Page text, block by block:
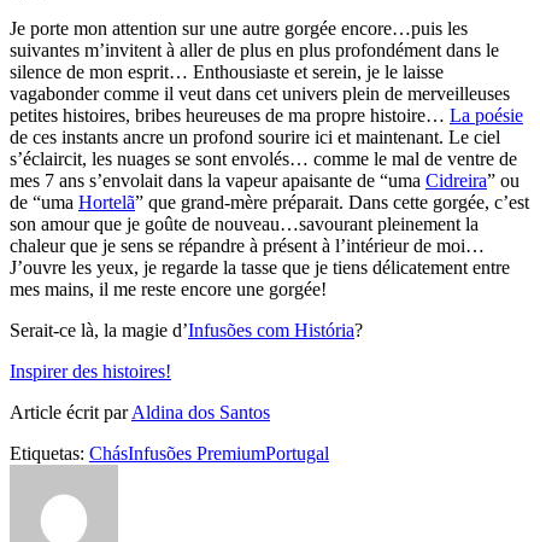
Je porte mon attention sur une autre gorgée encore…puis les
suivantes m’invitent à aller de plus en plus profondément dans le
silence de mon esprit… Enthousiaste et serein, je le laisse
vagabonder comme il veut dans cet univers plein de merveilleuses
petites histoires, bribes heureuses de ma propre histoire… La poésie
de ces instants ancre un profond sourire ici et maintenant. Le ciel
s’éclaircit, les nuages se sont envolés… comme le mal de ventre de
mes 7 ans s’envolait dans la vapeur apaisante de “uma Cidreira” ou
de “uma Hortelã” que grand-mère préparait. Dans cette gorgée, c’est
son amour que je goûte de nouveau…savourant pleinement la
chaleur que je sens se répandre à présent à l’intérieur de moi…
J’ouvre les yeux, je regarde la tasse que je tiens délicatement entre
mes mains, il me reste encore une gorgée!
Serait-ce là, la magie d’Infusões com História?
Inspirer des histoires!
Article écrit parAldina dos Santos
Etiquetas: ChásInfusões PremiumPortugal